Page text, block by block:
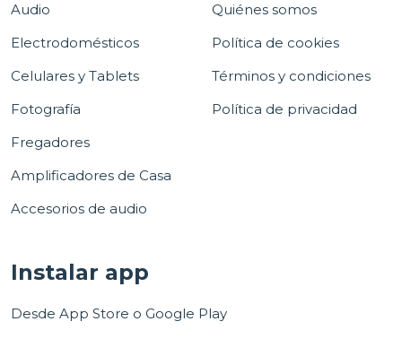
Audio
Electrodomésticos
Celulares y Tablets
Fotografía
Fregadores
Amplificadores de Casa
Accesorios de audio
Quiénes somos
Política de cookies
Términos y condiciones
Política de privacidad
Instalar app
Desde App Store o Google Play